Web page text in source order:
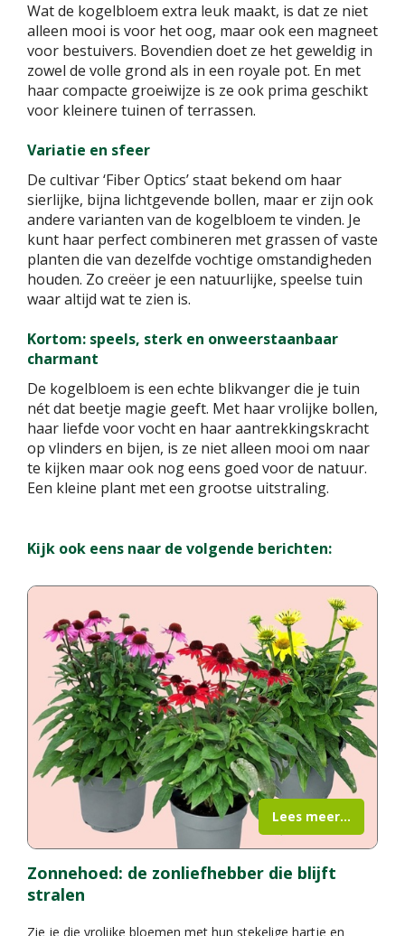
Wat de kogelbloem extra leuk maakt, is dat ze niet
alleen mooi is voor het oog, maar ook een magneet
voor bestuivers. Bovendien doet ze het geweldig in
zowel de volle grond als in een royale pot. En met
haar compacte groeiwijze is ze ook prima geschikt
voor kleinere tuinen of terrassen.
Variatie en sfeer
De cultivar ‘Fiber Optics’ staat bekend om haar
sierlijke, bijna lichtgevende bollen, maar er zijn ook
andere varianten van de kogelbloem te vinden. Je
kunt haar perfect combineren met grassen of vaste
planten die van dezelfde vochtige omstandigheden
houden. Zo creëer je een natuurlijke, speelse tuin
waar altijd wat te zien is.
Kortom: speels, sterk en onweerstaanbaar
charmant
De kogelbloem is een echte blikvanger die je tuin
nét dat beetje magie geeft. Met haar vrolijke bollen,
haar liefde voor vocht en haar aantrekkingskracht
op vlinders en bijen, is ze niet alleen mooi om naar
te kijken maar ook nog eens goed voor de natuur.
Een kleine plant met een grootse uitstraling.
Kijk ook eens naar de volgende berichten:
Zonnehoed: de zonliefhebber die blijft
stralen
Zie je die vrolijke bloemen met hun stekelige hartje en
Lees meer...